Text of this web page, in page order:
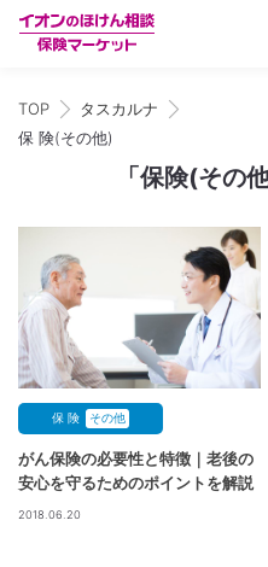
TOP
タスカルナ
保 険(その他)
「保険(その
保 険 その他
がん保険の必要性と特徴｜老後の
安心を守るためのポイントを解説
2018.06.20